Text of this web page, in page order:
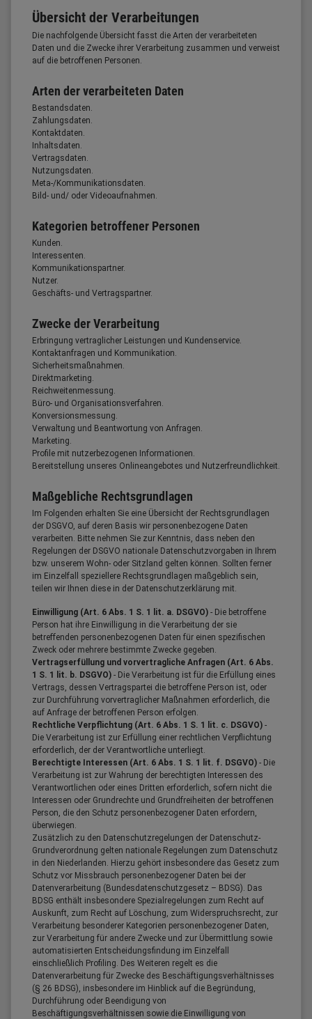
Übersicht der Verarbeitungen
Die nachfolgende Übersicht fasst die Arten der verarbeiteten
Daten und die Zwecke ihrer Verarbeitung zusammen und verweist
auf die betroffenen Personen.
Arten der verarbeiteten Daten
Bestandsdaten.
Zahlungsdaten.
Kontaktdaten.
Inhaltsdaten.
Vertragsdaten.
Nutzungsdaten.
Meta-/Kommunikationsdaten.
Bild- und/ oder Videoaufnahmen.
Kategorien betroffener Personen
Kunden.
Interessenten.
Kommunikationspartner.
Nutzer.
Geschäfts- und Vertragspartner.
Zwecke der Verarbeitung
Erbringung vertraglicher Leistungen und Kundenservice.
Kontaktanfragen und Kommunikation.
Sicherheitsmaßnahmen.
Direktmarketing.
Reichweitenmessung.
Büro- und Organisationsverfahren.
Konversionsmessung.
Verwaltung und Beantwortung von Anfragen.
Marketing.
Profile mit nutzerbezogenen Informationen.
Bereitstellung unseres Onlineangebotes und Nutzerfreundlichkeit.
Maßgebliche Rechtsgrundlagen
Im Folgenden erhalten Sie eine Übersicht der Rechtsgrundlagen
der DSGVO, auf deren Basis wir personenbezogene Daten
verarbeiten. Bitte nehmen Sie zur Kenntnis, dass neben den
Regelungen der DSGVO nationale Datenschutzvorgaben in Ihrem
bzw. unserem Wohn- oder Sitzland gelten können. Sollten ferner
im Einzelfall speziellere Rechtsgrundlagen maßgeblich sein,
teilen wir Ihnen diese in der Datenschutzerklärung mit.
Einwilligung (Art. 6 Abs. 1 S. 1 lit. a. DSGVO) - Die betroffene
Person hat ihre Einwilligung in die Verarbeitung der sie
betreffenden personenbezogenen Daten für einen spezifischen
Zweck oder mehrere bestimmte Zwecke gegeben.
Vertragserfüllung und vorvertragliche Anfragen (Art. 6 Abs.
1 S. 1 lit. b. DSGVO) - Die Verarbeitung ist für die Erfüllung eines
Vertrags, dessen Vertragspartei die betroffene Person ist, oder
zur Durchführung vorvertraglicher Maßnahmen erforderlich, die
auf Anfrage der betroffenen Person erfolgen.
Rechtliche Verpflichtung (Art. 6 Abs. 1 S. 1 lit. c. DSGVO) -
Die Verarbeitung ist zur Erfüllung einer rechtlichen Verpflichtung
erforderlich, der der Verantwortliche unterliegt.
Berechtigte Interessen (Art. 6 Abs. 1 S. 1 lit. f. DSGVO) - Die
Verarbeitung ist zur Wahrung der berechtigten Interessen des
Verantwortlichen oder eines Dritten erforderlich, sofern nicht die
Interessen oder Grundrechte und Grundfreiheiten der betroffenen
Person, die den Schutz personenbezogener Daten erfordern,
überwiegen.
Zusätzlich zu den Datenschutzregelungen der Datenschutz-
Grundverordnung gelten nationale Regelungen zum Datenschutz
in den Niederlanden. Hierzu gehört insbesondere das Gesetz zum
Schutz vor Missbrauch personenbezogener Daten bei der
Datenverarbeitung (Bundesdatenschutzgesetz – BDSG). Das
BDSG enthält insbesondere Spezialregelungen zum Recht auf
Auskunft, zum Recht auf Löschung, zum Widerspruchsrecht, zur
Verarbeitung besonderer Kategorien personenbezogener Daten,
zur Verarbeitung für andere Zwecke und zur Übermittlung sowie
automatisierten Entscheidungsfindung im Einzelfall
einschließlich Profiling. Des Weiteren regelt es die
Datenverarbeitung für Zwecke des Beschäftigungsverhältnisses
(§ 26 BDSG), insbesondere im Hinblick auf die Begründung,
Durchführung oder Beendigung von
Beschäftigungsverhältnissen sowie die Einwilligung von